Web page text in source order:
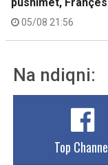
05/08 21:56
Na ndiqni:
Top